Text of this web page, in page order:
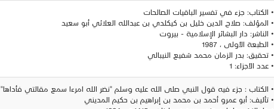
• الكتاب: جزء في تفسير الباقيات الصالحات
• المؤلف: صلاح الدين خليل بن كيكلدي بن عبدالله العلائي أبو سعيد
• الناشر: دار البشائر الإسلامية - بيروت
• الطبعة الأولى ، 1987
• تحقيق: بدر الزمان محمد شفيع النيبالي
• عدد الأجزاء: 1
• الكتاب : جزء فيه قول النبي صلى الله عليه وسلم "نضر الله امرءا سمع مقالتي فأداها"
• تأليف: أبو عمرو أحمد بن محمد بن إبراهيم بن حكيم المديني